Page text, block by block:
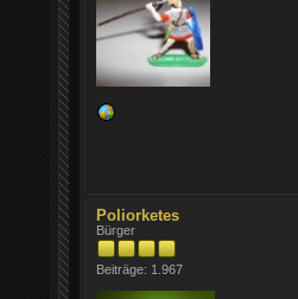
Poliorketes
Bürger
Beiträge: 1.967